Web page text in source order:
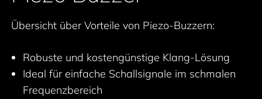
Übersicht über Vorteile von Piezo-Buzzern:
Robuste und kostengünstige Klang-Lösung
Ideal für einfache Schallsignale im schmalen
Frequenzbereich